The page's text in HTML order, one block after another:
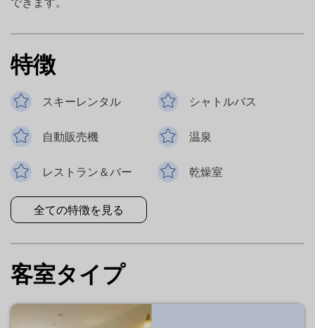
特徴
スキーレンタル シャトルバス
自動販売機 温泉
レストラン＆バー 乾燥室
全ての特徴を見る
客室タイプ